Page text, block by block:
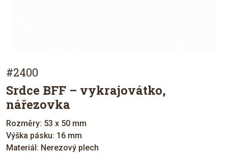
#2400
Srdce BFF – vykrajovátko,
nářezovka
Rozměry: 53 x 50 mm
Výška pásku: 16 mm
Materiál: Nerezový plech